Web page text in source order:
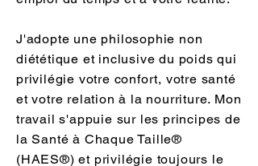
J'adopte une philosophie non
diététique et inclusive du poids qui
privilégie votre confort, votre santé
et votre relation à la nourriture. Mon
travail s'appuie sur les principes de
la Santé à Chaque Taille®
(HAES®) et privilégie toujours le